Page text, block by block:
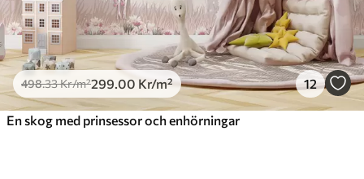
498.33Kr/m²299.00 Kr/m² 12
En skog med prinsessor och enhörningar